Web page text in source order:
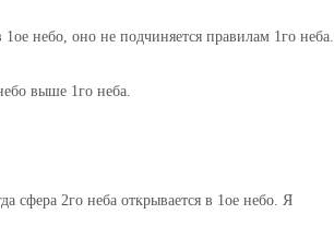
небо, оно не подчиняется правилам 1го неба.
выше 1го неба.
сфера 2го неба открывается в 1ое небо. Я